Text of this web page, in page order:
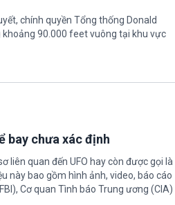
chính quyền Tổng thống Donald
90.000 feet vuông tại khu vực
bay chưa xác định
liên quan đến UFO hay còn được gọi là
này bao gồm hình ảnh, video, báo cáo
Cơ quan Tình báo Trung ương (CIA)